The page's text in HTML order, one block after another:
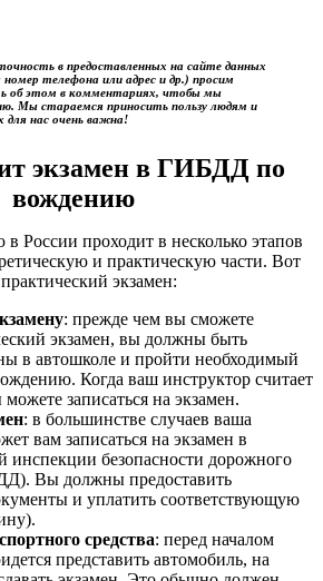
в предоставленных на сайте данных
номер телефона или адрес и др.) просим
об этом в комментариях, чтобы мы
Мы стараемся приносить пользу людям и
для нас очень важна!
экзамен в ГИБДД по
вождению
России проходит в несколько этапов
и практическую части. Вот
экзамен:
: прежде чем вы сможете
экзамен, вы должны быть
в автошколе и пройти необходимый
Когда ваш инструктор считает
записаться на экзамен.
: в большинстве случаев ваша
вам записаться на экзамен в
инспекции безопасности дорожного
Вы должны предоставить
и уплатить соответствующую
средства: перед началом
представить автомобиль, на